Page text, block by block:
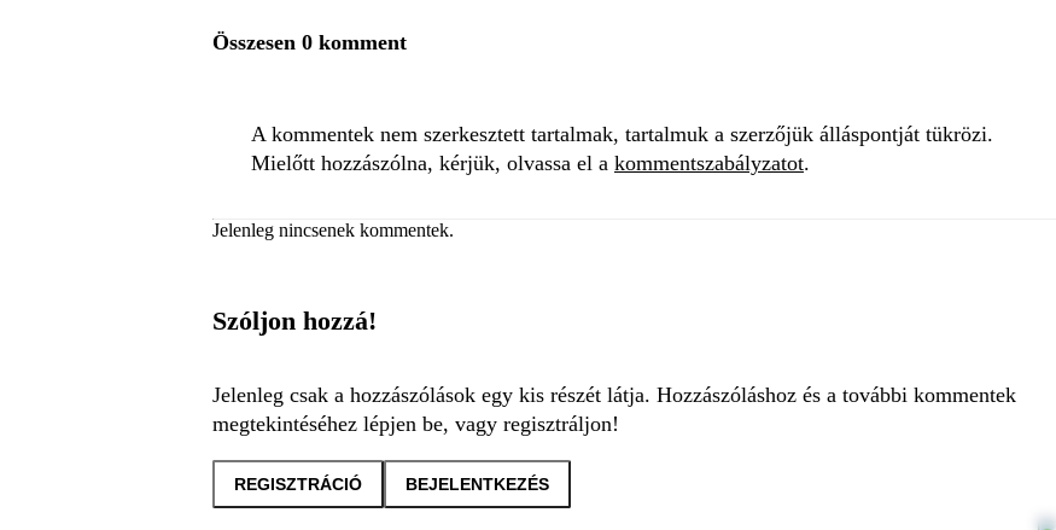
Összesen 0 komment
A kommentek nem szerkesztett tartalmak, tartalmuk a szerzőjük álláspontját tükrözi.
Mielőtt hozzászólna, kérjük, olvassa el a kommentszabályzatot.
Jelenleg nincsenek kommentek.
Szóljon hozzá!
Jelenleg csak a hozzászólások egy kis részét látja. Hozzászóláshoz és a további kommentek
megtekintéséhez lépjen be, vagy regisztráljon!
REGISZTRÁCIÓ BEJELENTKEZÉS